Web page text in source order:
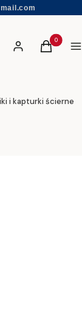
wyszukiwarkę
Zaloguj sięProdukty
Koszyk
i kapturki ścierne